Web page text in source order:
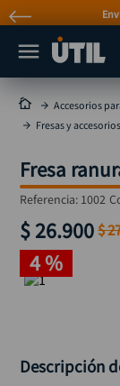
Accesorios
Fresas y accesorios
Fresa
Referencia: 1002
$26.900 $
4 %
Descripción
MÁS
taladro
taladros
compresor
llave
combo
ruteadora